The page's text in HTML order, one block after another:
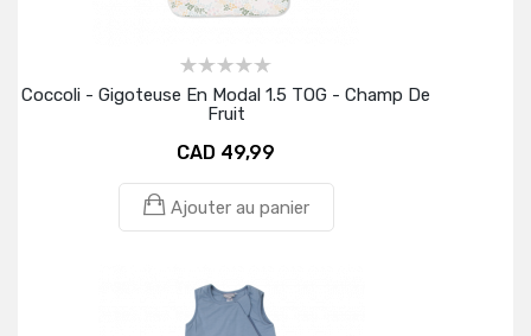
Coccoli - Gigoteuse En Modal 1.5 TOG - Champ De
Fruit
CAD 49,99
Ajouter au panier